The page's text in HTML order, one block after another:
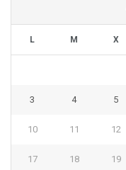
L M X
3 4 5
10 11 12
17 18 19